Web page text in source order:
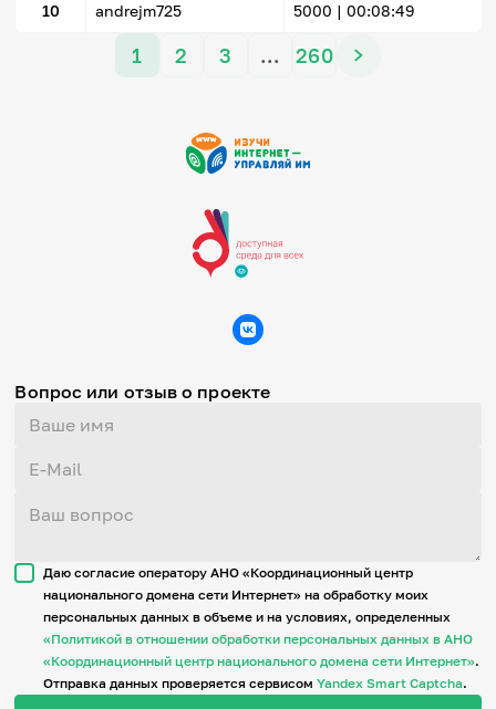
10 andrejm725 5000 | 00:08:49
1 2 3 … 260
Вопрос или отзыв о проекте
Даю согласие оператору АНО «Координационный центр
национального домена сети Интернет» на обработку моих
персональных данных в объеме и на условиях, определенных
«Политикой в отношении обработки персональных данных в АНО
«Координационный центр национального домена сети Интернет».
Отправка данных проверяется сервисомYandex Smart Captcha.